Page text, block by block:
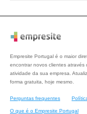
Empresite Portugal é o maior
encontrar novos clientes
atividade da sua empresa.
forma gratuita, hoje mesmo.
Perguntas frequentes
O que é o Empresite Portugal